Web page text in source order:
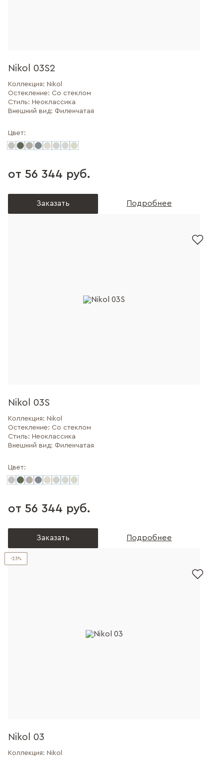
Nikol 03S2
Коллекция: Nikol
Остекление: Со стеклом
Стиль: Неоклассика
Внешний вид: Филенчатая
Цвет:
от 56 344 руб.
Заказать Подробнее
Nikol 03S
Коллекция: Nikol
Остекление: Со стеклом
Стиль: Неоклассика
Внешний вид: Филенчатая
Цвет:
от 56 344 руб.
Заказать Подробнее
-23%
Nikol 03
Коллекция: Nikol